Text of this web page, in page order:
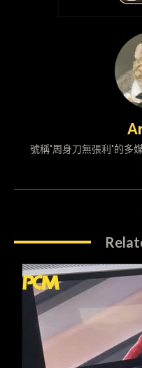
號稱"周身刀無張利"的多